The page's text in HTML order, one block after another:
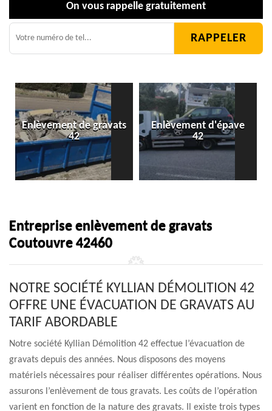
On vous rappelle gratuitement
Enlèvement de gravats
42
Enlèvement d'épave
42
Entreprise enlèvement de gravats
Coutouvre 42460
NOTRE SOCIÉTÉ KYLLIAN DÉMOLITION 42
OFFRE UNE ÉVACUATION DE GRAVATS AU
TARIF ABORDABLE
Notre société Kyllian Démolition 42 effectue l’évacuation de
gravats depuis des années. Nous disposons des moyens
matériels nécessaires pour réaliser différentes opérations. Nous
assurons l’enlèvement de tous gravats. Les coûts de l’opération
varient en fonction de la nature des gravats. Il existe trois types